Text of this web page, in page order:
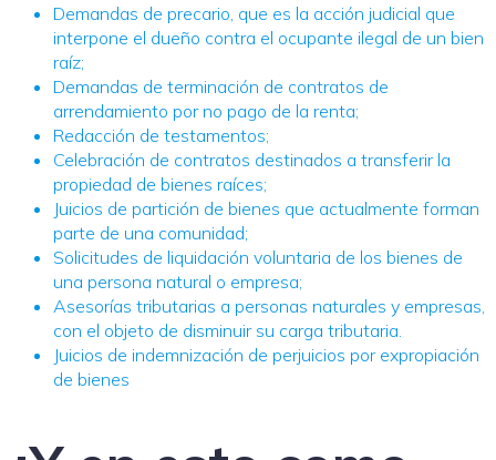
Demandas de precario, que es la acción judicial que
interpone el dueño contra el ocupante ilegal de un bien
raíz;
Demandas de terminación de contratos de
arrendamiento por no pago de la renta;
Redacción de testamentos;
Celebración de contratos destinados a transferir la
propiedad de bienes raíces;
Juicios de partición de bienes que actualmente forman
parte de una comunidad;
Solicitudes de liquidación voluntaria de los bienes de
una persona natural o empresa;
Asesorías tributarias a personas naturales y empresas,
con el objeto de disminuir su carga tributaria.
Juicios de indemnización de perjuicios por expropiación
de bienes